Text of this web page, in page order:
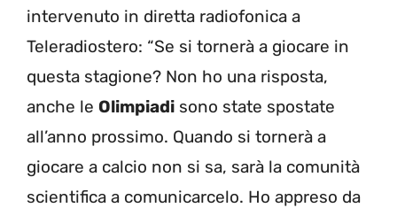
intervenuto in diretta radiofonica a
Teleradiostero: “Se si tornerà a giocare in
questa stagione? Non ho una risposta,
anche le Olimpiadi sono state spostate
all’anno prossimo. Quando si tornerà a
giocare a calcio non si sa, sarà la comunità
scientifica a comunicarcelo. Ho appreso da